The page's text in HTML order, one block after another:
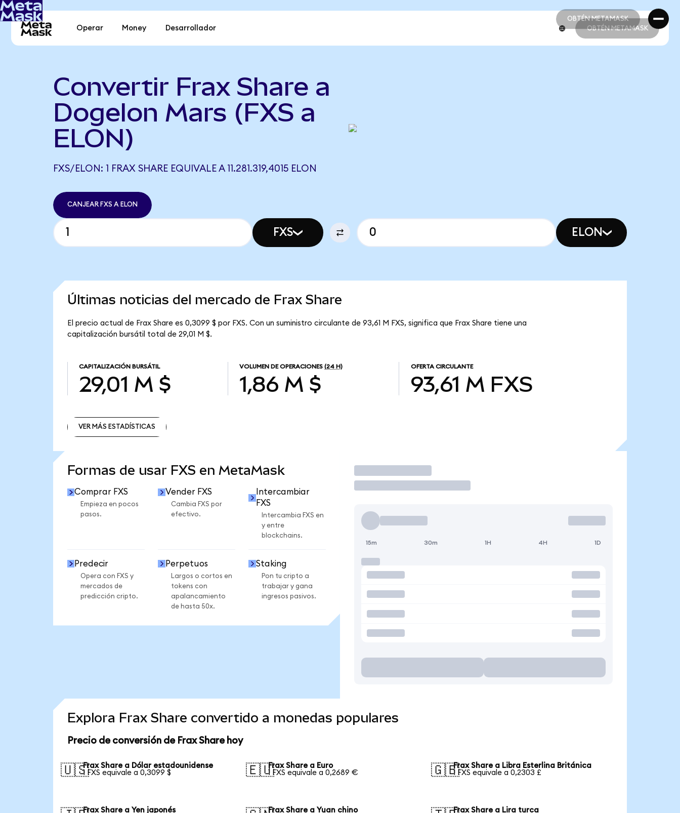
OBTÉN METAMASK
OBTÉN METAMASK
Operar Money Desarrollador OBTÉN METAMASK
Convertir Frax Share a
Dogelon Mars (FXS a
ELON)
FXS/ELON: 1 FRAX SHARE EQUIVALE A 11.281.319,4015 ELON
CANJEAR FXS A ELON
FXS ELON
Últimas noticias del mercado de Frax Share
El precio actual de Frax Share es 0,3099 $ por FXS. Con un suministro circulante de 93,61 M FXS, significa que Frax Share tiene una
capitalización bursátil total de 29,01 M $.
CAPITALIZACIÓN BURSÁTIL
29,01 M $
VOLUMEN DE OPERACIONES (24 H)
1,86 M $
OFERTA CIRCULANTE
93,61 M FXS
VER MÁS ESTADÍSTICAS
Formas de usar FXS en MetaMask
Comprar FXS
Empieza en pocos
pasos.
Vender FXS
Cambia FXS por
efectivo.
Intercambiar
FXS
Intercambia FXS en
y entre
blockchains.
Predecir
Opera con FXS y
mercados de
predicción cripto.
Perpetuos
Largos o cortos en
tokens con
apalancamiento
de hasta 50x.
Staking
Pon tu cripto a
trabajar y gana
ingresos pasivos.
Operar
15m 30m 1H 4H 1D
Explora Frax Share convertido a monedas populares
Precio de conversión de Frax Share hoy
🇺🇸Frax Share a Dólar estadounidense
1 FXS equivale a 0,3099 $
🇪🇺Frax Share a Euro
1 FXS equivale a 0,2689 €
🇬🇧Frax Share a Libra Esterlina Británica
1 FXS equivale a 0,2303 £
Frax Share a Yen japonés
Frax Share a Yuan chino
Frax Share a Lira turca